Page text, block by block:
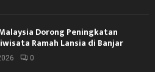
Dorong Peningkatan
Ramah Lansia di Banjar
0